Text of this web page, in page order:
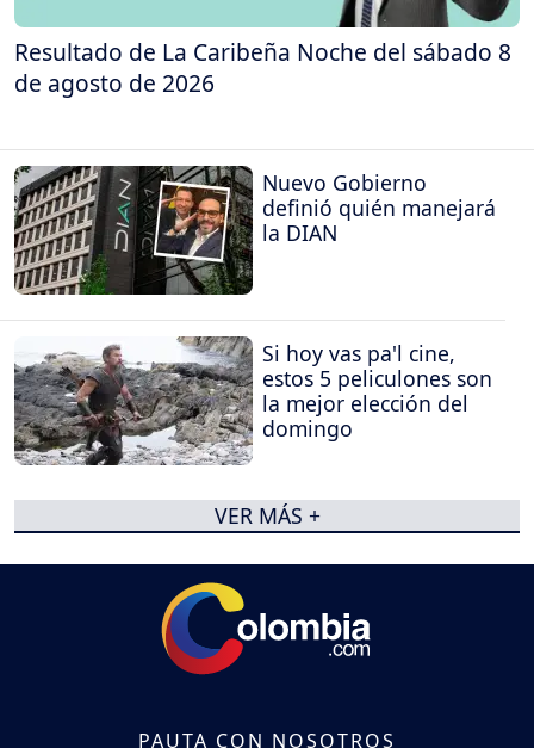
Resultado de La Caribeña Noche del sábado 8
de agosto de 2026
Nuevo Gobierno
definió quién manejará
la DIAN
Si hoy vas pa'l cine,
estos 5 peliculones son
la mejor elección del
domingo
VER MÁS +
PAUTA CON NOSOTROS